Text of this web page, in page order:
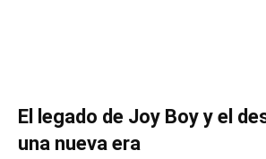
El legado de Joy Boy y el
una nueva era